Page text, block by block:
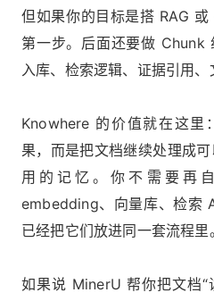
但如果你的目标是搭 RAG
第一步。后面还要做 Chunk
入库、检索逻辑、证据引用、
Knowhere 的价值就在这里
果，而是把文档继续处理成
用的记忆。你不需要再
embedding、向量库、检索
已经把它们放进同一套流程里。
如果说 MinerU 帮你把文档